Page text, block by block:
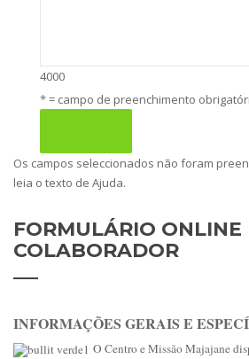
4000
* = campo de preenchimento
Os campos seleccionados não foram
leia o texto de Ajuda.
FORMULÁRIO ONLINE
COLABORADOR
INFORMAÇÕES GERAIS E
O Centro e Missão Majajane